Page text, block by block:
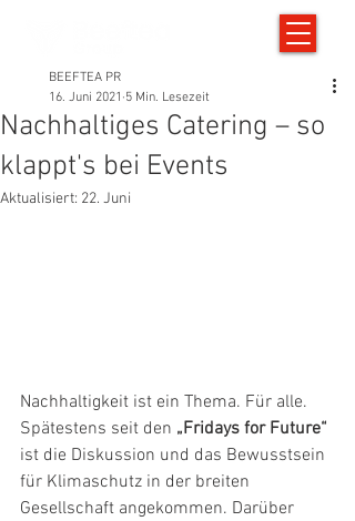
Nachhaltiges Catering – so
klappt's bei Events
BEEFTEA PR
16. Juni 2021 5 Min. Lesezeit
Aktualisiert: 22. Juni
Nachhaltigkeit ist ein Thema. Für alle.
Spätestens seit den „Fridays for Future“
ist die Diskussion und das Bewusstsein
für Klimaschutz in der breiten
Gesellschaft angekommen. Darüber